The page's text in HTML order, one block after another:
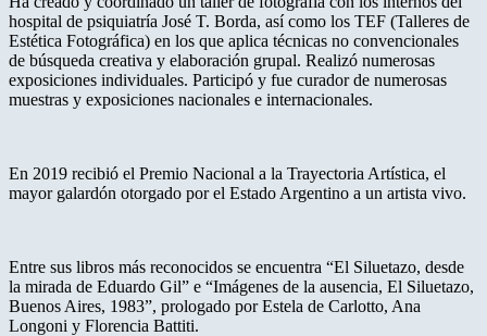
hospital de psiquiatría José T. Borda, así como los TEF (Talleres de
Estética Fotográfica) en los que aplica técnicas no convencionales
de búsqueda creativa y elaboración grupal. Realizó numerosas
exposiciones individuales. Participó y fue curador de numerosas
muestras y exposiciones nacionales e internacionales.
En 2019 recibió el Premio Nacional a la Trayectoria Artística, el
mayor galardón otorgado por el Estado Argentino a un artista vivo.
Entre sus libros más reconocidos se encuentra “El Siluetazo, desde
la mirada de Eduardo Gil” e “Imágenes de la ausencia, El Siluetazo,
Buenos Aires, 1983”, prologado por Estela de Carlotto, Ana
Longoni y Florencia Battiti.